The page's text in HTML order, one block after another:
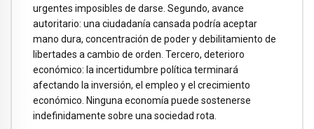
urgentes imposibles de darse. Segundo, avance
autoritario: una ciudadanía cansada podría aceptar
mano dura, concentración de poder y debilitamiento de
libertades a cambio de orden. Tercero, deterioro
económico: la incertidumbre política terminará
afectando la inversión, el empleo y el crecimiento
económico. Ninguna economía puede sostenerse
indefinidamente sobre una sociedad rota.